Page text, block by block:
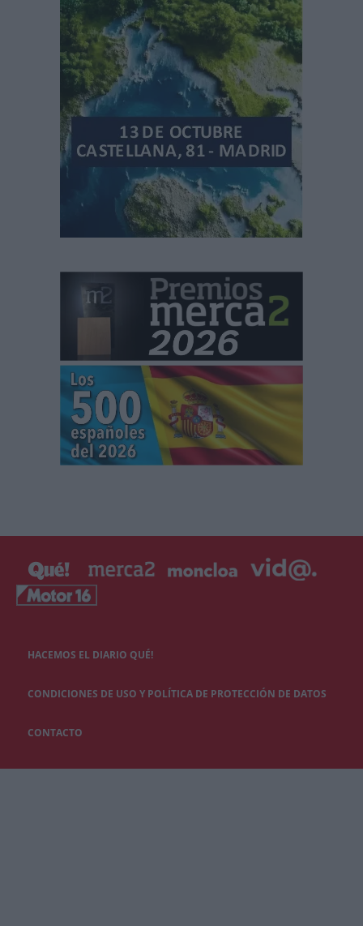
HACEMOS EL DIARIO QUÉ!
CONDICIONES DE USO Y POLÍTICA DE PROTECCIÓN DE DATOS
CONTACTO